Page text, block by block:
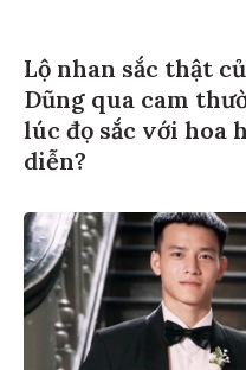
Lộ nhan sắc thật
Dũng qua cam
lúc đọ sắc với hoa
diễn?